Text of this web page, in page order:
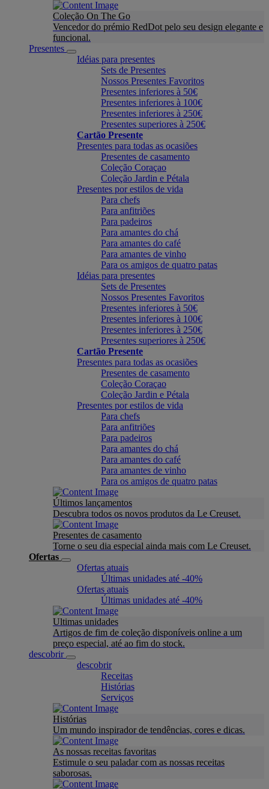
Coleção On The Go
Vencedor do prémio RedDot pelo seu design elegante e
funcional.
Presentes
Idéias para presentes
Sets de Presentes
Nossos Presentes Favoritos
Presentes inferiores à 50€
Presentes inferiores à 100€
Presentes inferiores à 250€
Presentes superiores à 250€
Cartão Presente
Presentes para todas as ocasiões
Presentes de casamento
Coleção Coraçao
Coleção Jardin e Pétala
Presentes por estilos de vida
Para chefs
Para anfitriões
Para padeiros
Para amantes do chá
Para amantes do café
Para amantes de vinho
Para os amigos de quatro patas
Idéias para presentes
Sets de Presentes
Nossos Presentes Favoritos
Presentes inferiores à 50€
Presentes inferiores à 100€
Presentes inferiores à 250€
Presentes superiores à 250€
Cartão Presente
Presentes para todas as ocasiões
Presentes de casamento
Coleção Coraçao
Coleção Jardin e Pétala
Presentes por estilos de vida
Para chefs
Para anfitriões
Para padeiros
Para amantes do chá
Para amantes do café
Para amantes de vinho
Para os amigos de quatro patas
Últimos lançamentos
Descubra todos os novos produtos da Le Creuset.
Presentes de casamento
Torne o seu dia especial ainda mais com Le Creuset.
Ofertas
Ofertas atuais
Últimas unidades até -40%
Ofertas atuais
Últimas unidades até -40%
Ultimas unidades
Artigos de fim de coleção disponíveis online a um
preço especial, até ao fim do stock.
descobrir
descobrir
Receitas
Histórias
Serviços
Histórias
Um mundo inspirador de tendências, cores e dicas.
As nossas receitas favoritas
Estimule o seu paladar com as nossas receitas
saborosas.